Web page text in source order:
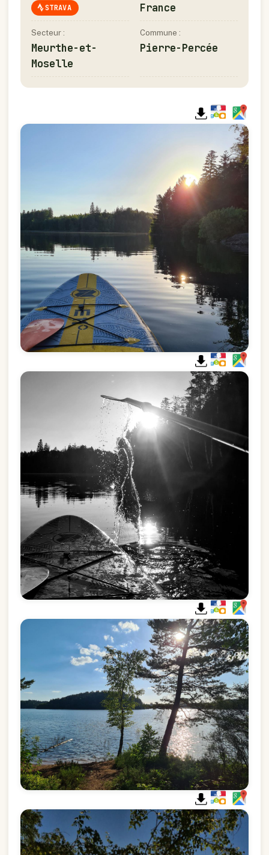
STRAVA France
Secteur :
Meurthe-et-
Moselle
Commune :
Pierre-Percée